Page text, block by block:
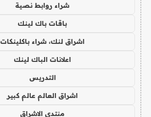
شراء روابط نصية
باقات باك لينك
اشراق لنك، شراء باكلينكات
اعلانات الباك لينك
التدريس
اشراق العالم عالم كبير
منتدى الاشراق